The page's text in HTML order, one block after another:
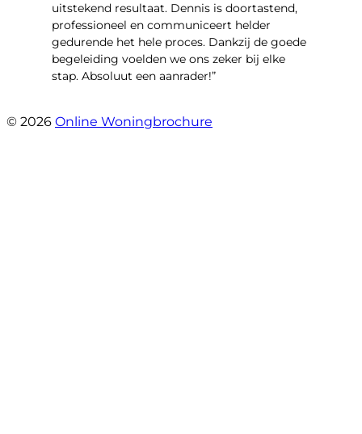
uitstekend resultaat. Dennis is doortastend,
professioneel en communiceert helder
gedurende het hele proces. Dankzij de goede
begeleiding voelden we ons zeker bij elke
stap. Absoluut een aanrader!”
© 2026 Online Woningbrochure